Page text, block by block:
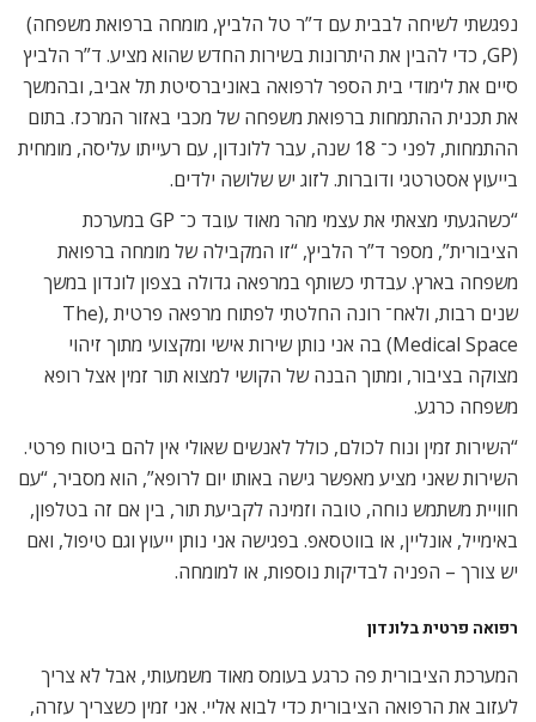
נפגשתי לשיחה לבבית עם ד”ר טל הלביץ, מומחה ברפואת משפחה)
(GP, כדי להבין את היתרונות בשירות החדש שהוא מציע. ד”ר הלביץ
סיים את לימודי בית הספר לרפואה באוניברסיטת תל אביב, ובהמשך
את תכנית ההתמחות ברפואת משפחה של מכבי באזור המרכז. בתום
ההתמחות, לפני כ־ 18 שנה, עבר ללונדון, עם רעייתו עליסה, מומחית
בייעוץ אסטרטגי ודוברות. לזוג יש שלושה ילדים.
“כשהגעתי מצאתי את עצמי מהר מאוד עובד כ־ GP במערכת
הציבורית”, מספר ד”ר הלביץ, “זו המקבילה של מומחה ברפואת
משפחה בארץ. עבדתי כשותף במרפאה גדולה בצפון לונדון במשך
שנים רבות, ולאח־ רונה החלטתי לפתוח מרפאה פרטית ,(The
Medical Space) בה אני נותן שירות אישי ומקצועי מתוך זיהוי
מצוקה בציבור, ומתוך הבנה של הקושי למצוא תור זמין אצל רופא
משפחה כרגע.
“השירות זמין ונוח לכולם, כולל לאנשים שאולי אין להם ביטוח פרטי.
השירות שאני מציע מאפשר גישה באותו יום לרופא”, הוא מסביר, “עם
חוויית משתמש נוחה, טובה וזמינה לקביעת תור, בין אם זה בטלפון,
באימייל, אונליין, או בווטסאפ. בפגישה אני נותן ייעוץ וגם טיפול, ואם
יש צורך – הפניה לבדיקות נוספות, או למומחה.
רפואה פרטית בלונדון
המערכת הציבורית פה כרגע בעומס מאוד משמעותי, אבל לא צריך
לעזוב את הרפואה הציבורית כדי לבוא אליי. אני זמין כשצריך עזרה,